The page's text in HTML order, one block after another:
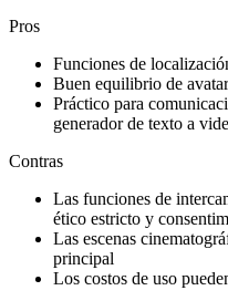
Pros
Funciones de
Buen equilibrio de
Práctico para
generador de texto a
Contras
Las funciones de
ético estricto y
Las escenas
principal
Los costos de uso